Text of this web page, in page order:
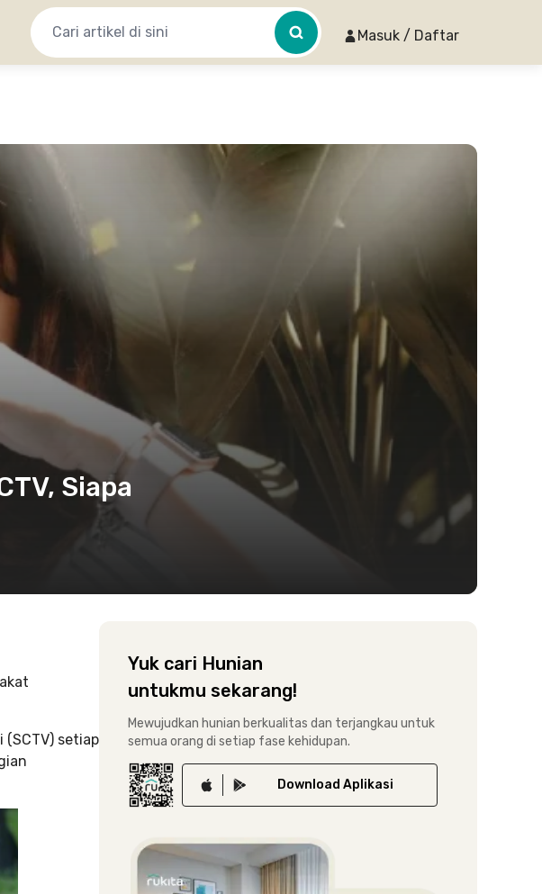
Masuk / Daftar
Siapa
setiap
Yuk cari Hunian
untukmu sekarang!
Mewujudkan hunian berkualitas dan terjangkau untuk
semua orang di setiap fase kehidupan.
Download Aplikasi